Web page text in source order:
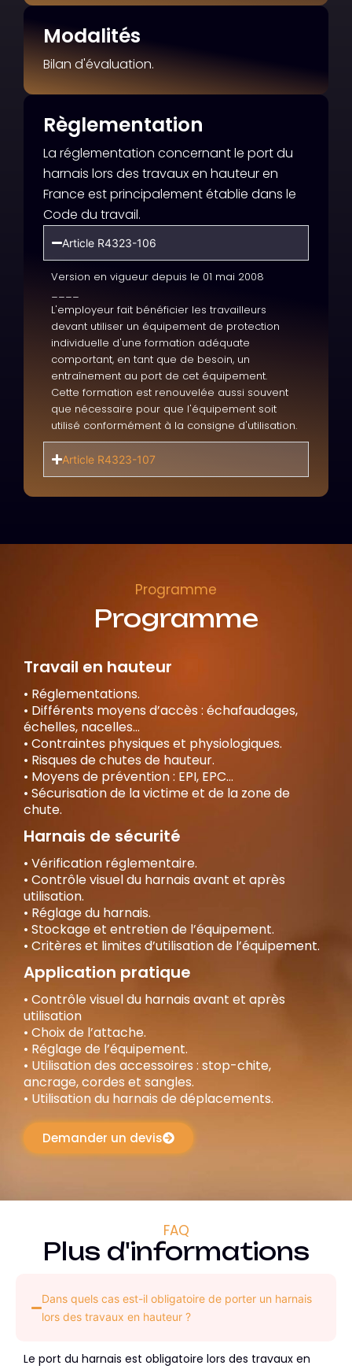
Modalités
Bilan d'évaluation.
Règlementation
La réglementation concernant le port du
harnais lors des travaux en hauteur en
France est principalement établie dans le
Code du travail.
Article R4323-106
Version en vigueur depuis le 01 mai 2008
____
L'employeur fait bénéficier les travailleurs
devant utiliser un équipement de protection
individuelle d'une formation adéquate
comportant, en tant que de besoin, un
entraînement au port de cet équipement.
Cette formation est renouvelée aussi souvent
que nécessaire pour que l'équipement soit
utilisé conformément à la consigne d'utilisation.
Article R4323-107
Programme
Programme
Travail en hauteur
• Réglementations.
• Différents moyens d’accès : échafaudages,
échelles, nacelles...
• Contraintes physiques et physiologiques.
• Risques de chutes de hauteur.
• Moyens de prévention : EPI, EPC...
• Sécurisation de la victime et de la zone de
chute.
Harnais de sécurité
• Vérification réglementaire.
• Contrôle visuel du harnais avant et après
utilisation.
• Réglage du harnais.
• Stockage et entretien de l’équipement.
• Critères et limites d’utilisation de l’équipement.
Application pratique
• Contrôle visuel du harnais avant et après
utilisation
• Choix de l’attache.
• Réglage de l’équipement.
• Utilisation des accessoires : stop-chite,
ancrage, cordes et sangles.
• Utilisation du harnais de déplacements.
Demander un devis
FAQ
Plus d'informations
Dans quels cas est-il obligatoire de porter un harnais
lors des travaux en hauteur ?
Le port du harnais est obligatoire lors des travaux en